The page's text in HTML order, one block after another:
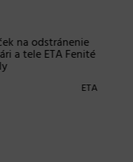
Fenité
Mini
Braun